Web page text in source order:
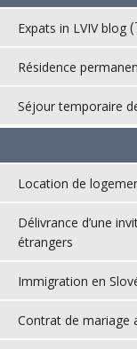
Expats in LVIV blog
Résidence
Séjour temporaire
Location de
Délivrance d’une
étrangers
Immigration en
Contrat de mariage